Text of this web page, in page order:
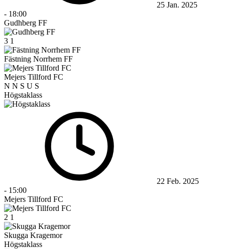
25 Jan. 2025
- 18:00
Gudhberg FF
3 1
Fästning Norrhem FF
Mejers Tillford FC
N N S U S
Högstaklass
22 Feb. 2025
- 15:00
Mejers Tillford FC
2 1
Skugga Kragemor
Högstaklass